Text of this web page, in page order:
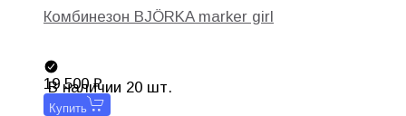
Комбинезон BJÖRKA marker girl
В наличии 20 шт.
19 500
Купить